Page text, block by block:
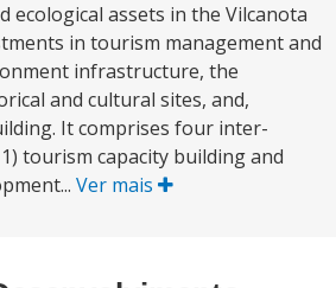
ecological assets in the Vilcanota
in tourism management and
infrastructure, the
and cultural sites, and,
It comprises four inter-
tourism capacity building and
Ver mais